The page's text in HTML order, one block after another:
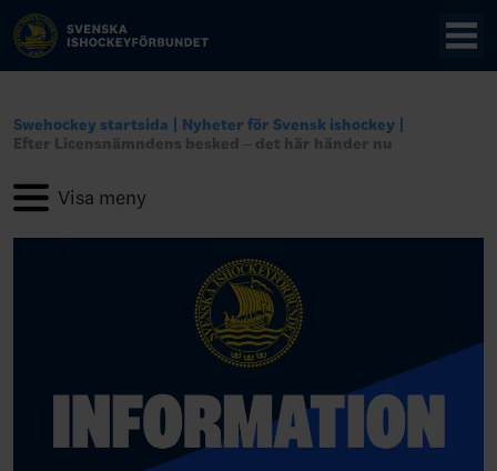
Swehockey startsida
Nyheter för Svensk ishockey
Efter Licensnämndens besked – det här händer nu